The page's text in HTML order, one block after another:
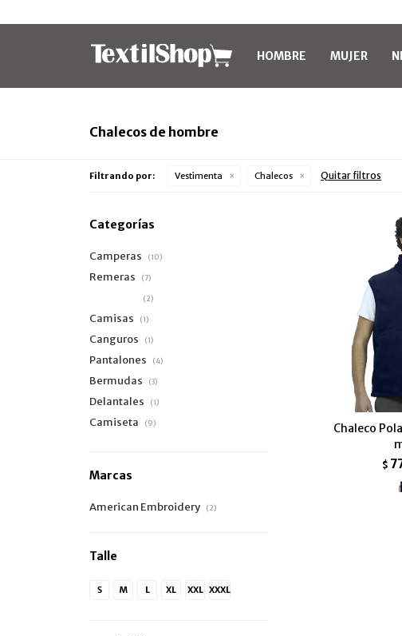
HOMBRE MUJER
Chalecos de hombre
Filtrando por: Vestimenta Chalecos Quitar filtros
Chaleco
$
Categorías
Camperas (10)
Remeras (7)
(2)
Camisas (1)
Canguros (1)
Pantalones (4)
Bermudas (3)
Delantales (1)
Camiseta (9)
Marcas
American Embroidery (2)
Talle
S M L XL XXL XXXL